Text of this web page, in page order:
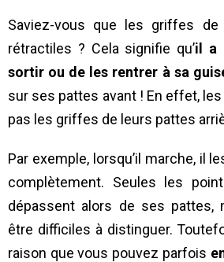
Saviez-vous que les griffes
rétractiles ? Cela signifie qu’il a
sortir ou de les rentrer à sa
sur ses pattes avant ! En effet,
pas les griffes de leurs pattes
Par exemple, lorsqu’il marche, il
complètement. Seules les
dépassent alors de ses pattes,
être difficiles à distinguer.
raison que vous pouvez parfois